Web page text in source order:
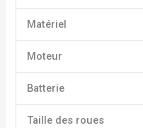
Matériel
Moteur
Batterie
Taille des roues